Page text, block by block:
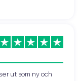
ut som ny och